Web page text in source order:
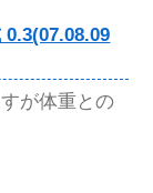
が体重との